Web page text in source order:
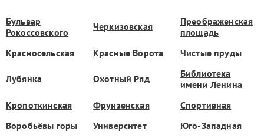
Бульвар
Рокоссовского
Черкизовская
Преображенская
площадь
Красносельская
Красные Ворота Чистые пруды
Лубянка Охотный Ряд
Библиотека
имени Ленина
Кропоткинская
Фрунзенская
Спортивная
Воробьёвы горы
Университет
Юго-Западная